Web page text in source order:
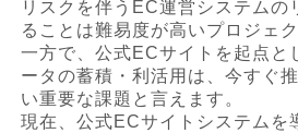
リスクを伴うEC運営システムの
ることは難易度が高いプロジェ
一方で、公式ECサイトを起点と
ータの蓄積・利活用は、今すぐ
い重要な課題と言えます。
現在、公式ECサイトシステムを